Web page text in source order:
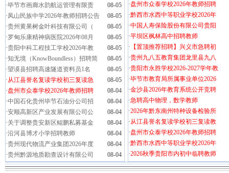
·毕节市画廊水韵航运管理有限责
08-05
·凤山民族中学2026年教师招聘公告
08-05
·贵州黄果树金叶科技有限公司（
08-05
·罗甸乐康精神病医院2026年08月
08-05
·贵阳中科工程技工学校2026年教
08-05
·知无境（KnowBoundless）招聘简
08-05
·望谟县招聘高速隧道资料员1名
08-05
·从江县誉名复读学校初三复读急
08-05
·盘州市众泰学校2026年教师招聘
08-04
·中国石化贵州毕节石油分公司招
08-04
·安顺高新区产业发展有限公司公
08-04
·关于调整贵安新区鲲鹏私募基金
08-04
·沿河县博才小学招聘教师
08-04
·贵州现代物流产业集团2026年度
08-04
·贵州黔源地质勘查设计有限公司 08-04
·盘州市众泰学校2026年教师招聘
·黔西市水西中等职业学校2026年
·中国人寿保险股份有限公司贵阳
·平坝区枫林高中招聘教师
· 【置顶推荐招聘】兴义市急聘初
·贵州九八五教育集团龙里县九八
·贵阳市永胜学校2026-2027学年教
·毕节市教育局所属事业单位2026
·金沙县2026年教育系统公开竞聘
·急聘高中物理，数学教师
·2026年黔东南州特种设备检验所
·从江县誉名复读学校初三复读教
·盘州市众泰学校2026年教师招聘
·黔西市水西中等职业学校2026年
·2026秋季贵阳市内初中临聘教师